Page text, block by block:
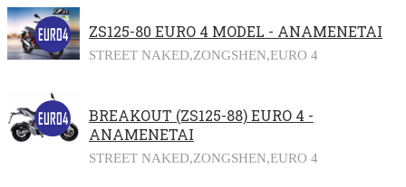
ZS125-80 EURO 4 MODEL - ΑΝΑΜΕΝΕΤΑΙ
STREET NAKED,ZONGSHEN,EURO 4
BREAKOUT (ZS125-88) EURO 4 -
ΑΝΑΜΕΝΕΤΑΙ
STREET NAKED,ZONGSHEN,EURO 4